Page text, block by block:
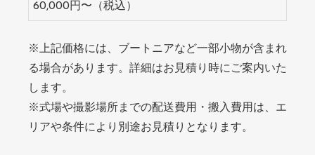
60,000円〜（税込）
※上記価格には、ブートニアなど一部小物が含まれ
る場合があります。詳細はお見積り時にご案内いた
します。
※式場や撮影場所までの配送費用・搬入費用は、エ
リアや条件により別途お見積りとなります。